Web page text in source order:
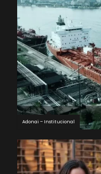
Adonai – Institucional